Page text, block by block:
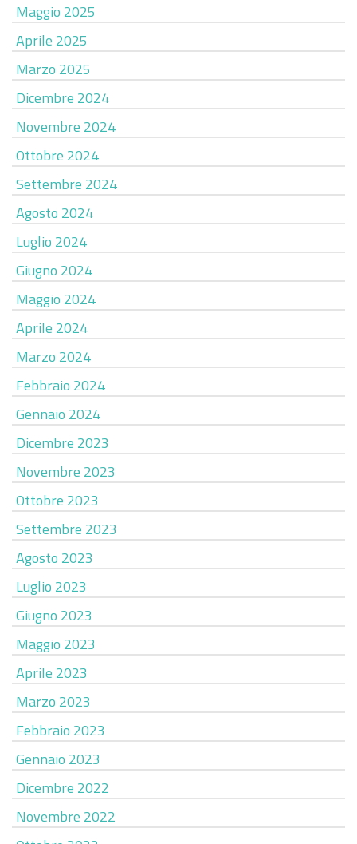
Maggio 2025
Aprile 2025
Marzo 2025
Dicembre 2024
Novembre 2024
Ottobre 2024
Settembre 2024
Agosto 2024
Luglio 2024
Giugno 2024
Maggio 2024
Aprile 2024
Marzo 2024
Febbraio 2024
Gennaio 2024
Dicembre 2023
Novembre 2023
Ottobre 2023
Settembre 2023
Agosto 2023
Luglio 2023
Giugno 2023
Maggio 2023
Aprile 2023
Marzo 2023
Febbraio 2023
Gennaio 2023
Dicembre 2022
Novembre 2022